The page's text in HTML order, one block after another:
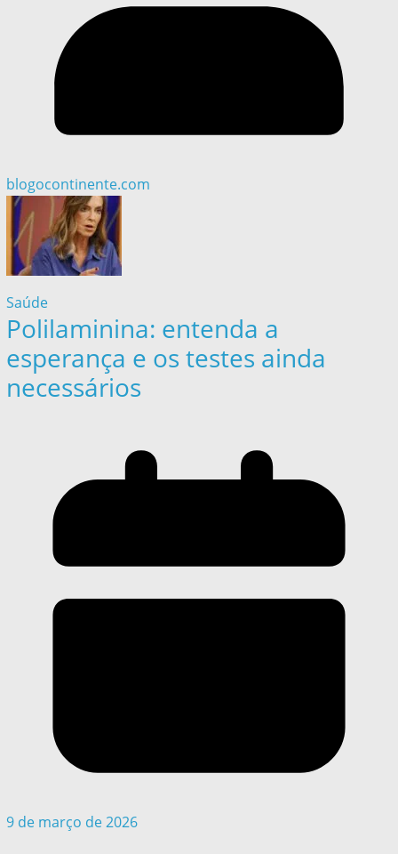
blogocontinente.com
Saúde
Polilaminina: entenda a
esperança e os testes ainda
necessários
9 de março de 2026